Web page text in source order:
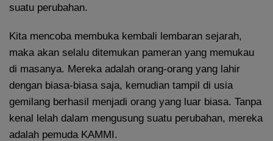
suatu perubahan.
Kita mencoba membuka kembali lembaran sejarah,
maka akan selalu ditemukan pameran yang memukau
di masanya. Mereka adalah orang-orang yang lahir
dengan biasa-biasa saja, kemudian tampil di usia
gemilang berhasil menjadi orang yang luar biasa. Tanpa
kenal lelah dalam mengusung suatu perubahan, mereka
adalah pemuda KAMMI.